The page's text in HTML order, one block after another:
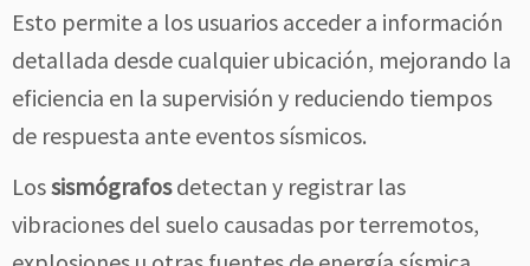
Esto permite a los usuarios acceder a información
detallada desde cualquier ubicación, mejorando la
eficiencia en la supervisión y reduciendo tiempos
de respuesta ante eventos sísmicos.
Lossismógrafosdetectan y registrar las
vibraciones del suelo causadas por terremotos,